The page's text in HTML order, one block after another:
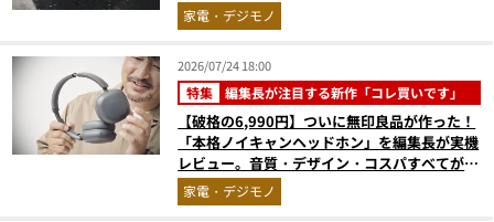
家電・デジモノ
2026/07/24 18:00
特集 編集長が注目する新作「コレ買いです」
【破格の6,990円】ついに無印良品が作った！
「本格ノイキャンヘッドホン」を編集長が実機
レビュー。音質・デザイン・コスパすべてが大
正解だった『コレ買いです』Vol.171
家電・デジモノ